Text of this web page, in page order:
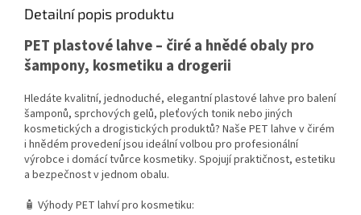
Detailní popis produktu
PET plastové lahve – čiré a hnědé obaly pro
šampony, kosmetiku a drogerii
Hledáte kvalitní, jednoduché, elegantní plastové lahve pro balení
šamponů, sprchových gelů, pleťových tonik nebo jiných
kosmetických a drogistických produktů? Naše PET lahve v čirém
i hnědém provedení jsou ideální volbou pro profesionální
výrobce i domácí tvůrce kosmetiky. Spojují praktičnost, estetiku
a bezpečnost v jednom obalu.
🧴 Výhody PET lahví pro kosmetiku: